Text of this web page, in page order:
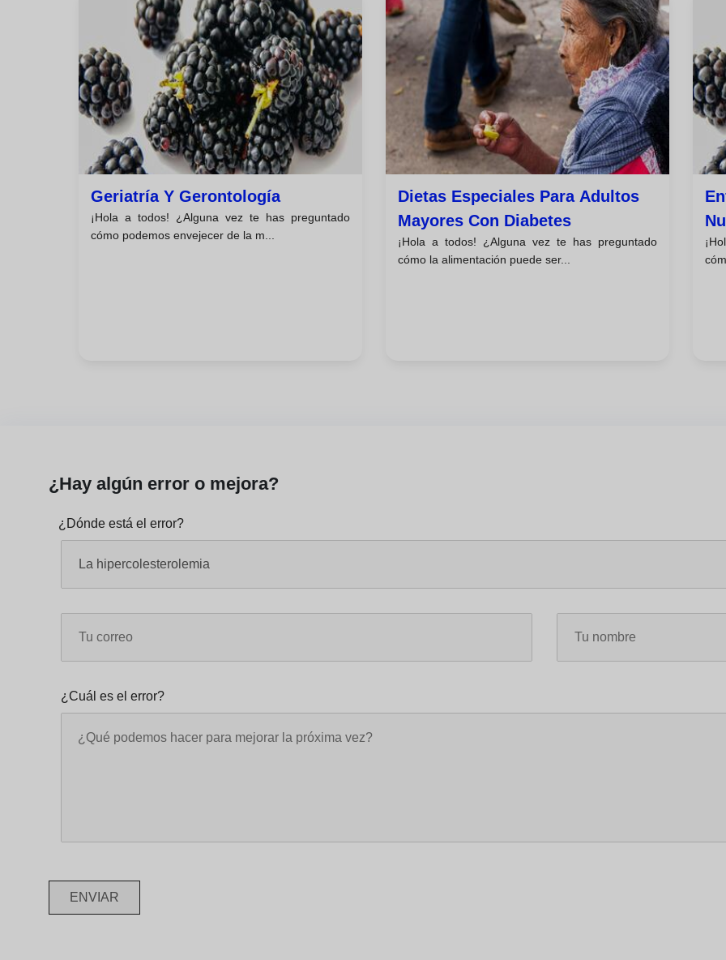
Geriatría Y Gerontología
¡Hola a todos! ¿Alguna vez te has preguntado
cómo podemos envejecer de la m...
Dietas Especiales Para Adultos
Mayores Con Diabetes
¡Hola a todos! ¿Alguna vez te has preguntado
cómo la alimentación puede ser...
¿Hay algún error o mejora?
¿Dónde está el error?
¿Cuál es el error?
ENVIAR